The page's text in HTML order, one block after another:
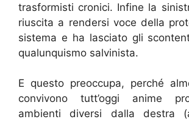
trasformisti cronici. Infine la
riuscita a rendersi voce della
sistema e ha lasciato gli
qualunquismo salvinista.
E questo preoccupa, perché
convivono tutt’oggi anime
ambienti diversi dalla destra